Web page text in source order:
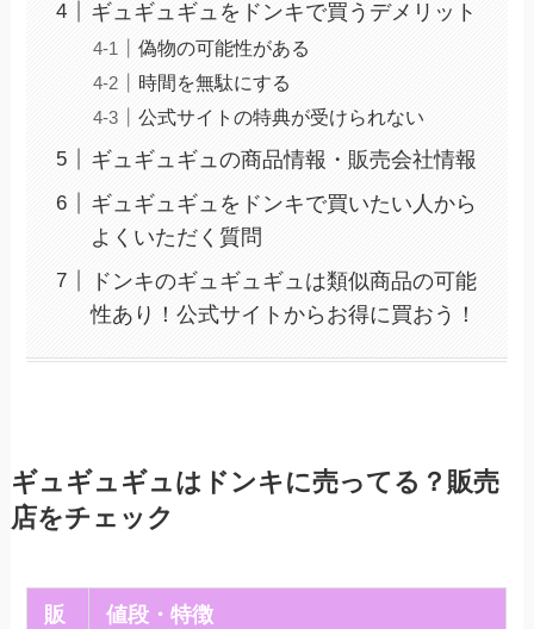
ギュギュギュをドンキで買うデメリット
偽物の可能性がある
時間を無駄にする
公式サイトの特典が受けられない
ギュギュギュの商品情報・販売会社情報
ギュギュギュをドンキで買いたい人から
よくいただく質問
ドンキのギュギュギュは類似商品の可能
性あり！公式サイトからお得に買おう！
ギュギュギュはドンキに売ってる？販売
店をチェック
販
値段・特徴